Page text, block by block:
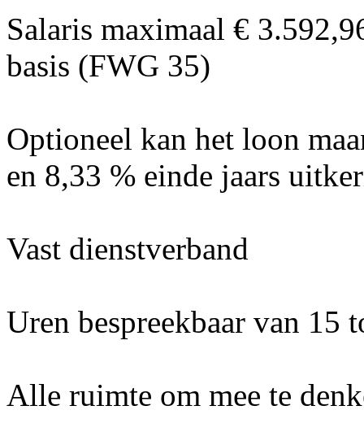
Salaris maximaal €
basis (FWG 35)
Optioneel kan het loon
en 8,33 % einde jaars
Vast dienstverband
Uren bespreekbaar van 15
Alle ruimte om mee te